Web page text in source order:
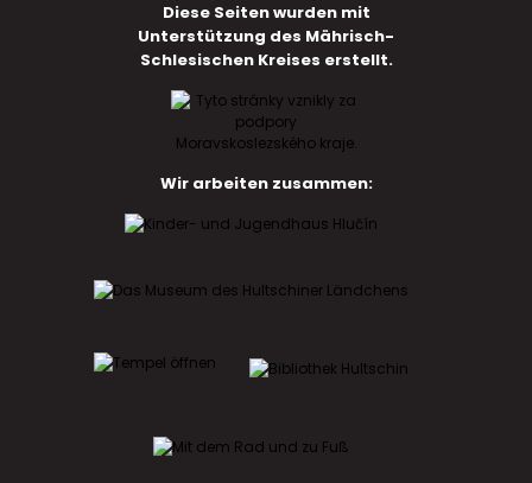
Diese Seiten wurden mit
Unterstützung des Mährisch-
Schlesischen Kreises erstellt.
Wir arbeiten zusammen: